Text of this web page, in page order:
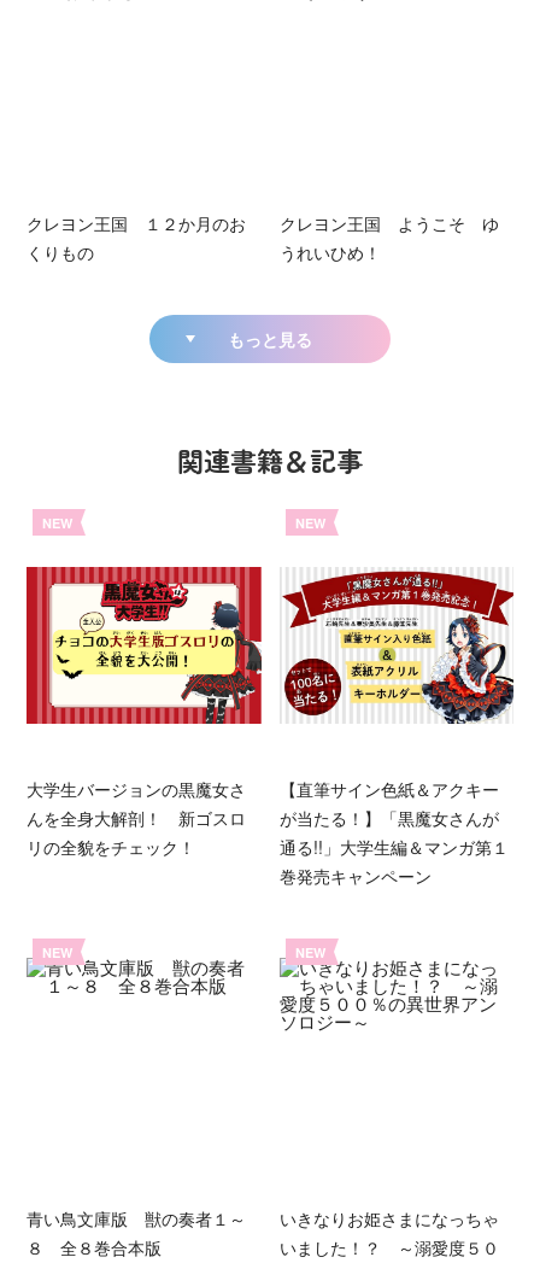
クレヨン王国 １２か月のお
くりもの
クレヨン王国 ようこそ ゆ
うれいひめ！
もっと見る
関連書籍＆記事
NEW
大学生バージョンの黒魔女さ
んを全身大解剖！ 新ゴスロ
リの全貌をチェック！
NEW
【直筆サイン色紙＆アクキー
が当たる！】「黒魔女さんが
通る!!」大学生編＆マンガ第１
巻発売キャンペーン
NEW
青い鳥文庫版 獣の奏者１～
８ 全８巻合本版
NEW
いきなりお姫さまになっちゃ
いました！？ ～溺愛度５０